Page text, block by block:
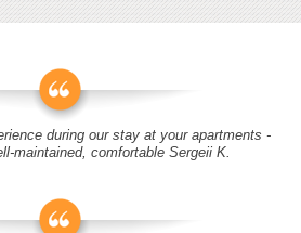
during our stay at your apartments -
maintained, comfortable Sergeii K.